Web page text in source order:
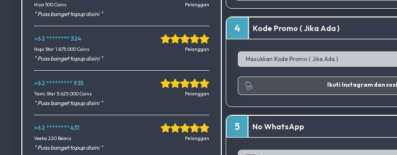
Okedimers Group INC
Hiya 500 Coins Pelanggan
" Puas banget topup disini "
+62 ******** 324
Okedimers Group INC
Hopi Star 1.875.000 Coins Pelanggan
" Puas banget topup disini "
+62 ********* 935
Okedimers Group INC
Yami Star 5.625.000 Coins Pelanggan
" Puas banget topup disini "
+62 ******** 431
Okedimers Group INC
Veeka 220 Beans Pelanggan
" Puas banget topup disini "
4 Kode Promo ( Jika Ada )
5 No WhatsApp